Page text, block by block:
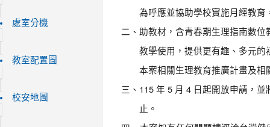
處室分機
教室配置圖
校安地圖
二、
為呼應並協助學校實施月經教育
助教材，含青春期生理指南數
教學使用，提供更有趣、多元的
三、
本案相關生理教育推廣計畫及
115 年 5 月 4 日起開放申請，
止。